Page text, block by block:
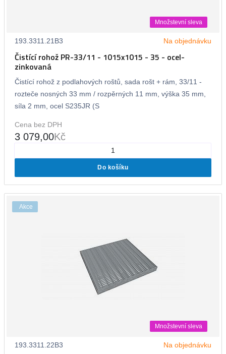
Množstevní sleva
193.3311.21B3 Na objednávku
Čistící rohož PR-33/11 - 1015x1015 - 35 - ocel-
zinkovaná
Čistící rohož z podlahových roštů, sada rošt + rám, 33/11 -
rozteče nosných 33 mm / rozpěrných 11 mm, výška 35 mm,
síla 2 mm, ocel S235JR (S
Cena bez DPH
3 079,00Kč
Do košíku
Akce
Množstevní sleva
193.3311.22B3 Na objednávku